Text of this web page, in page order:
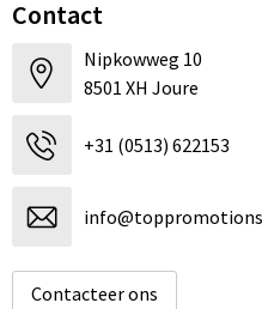
Contact
Nipkowweg 10
8501 XH Joure
+31 (0513) 622153
Contacteer ons